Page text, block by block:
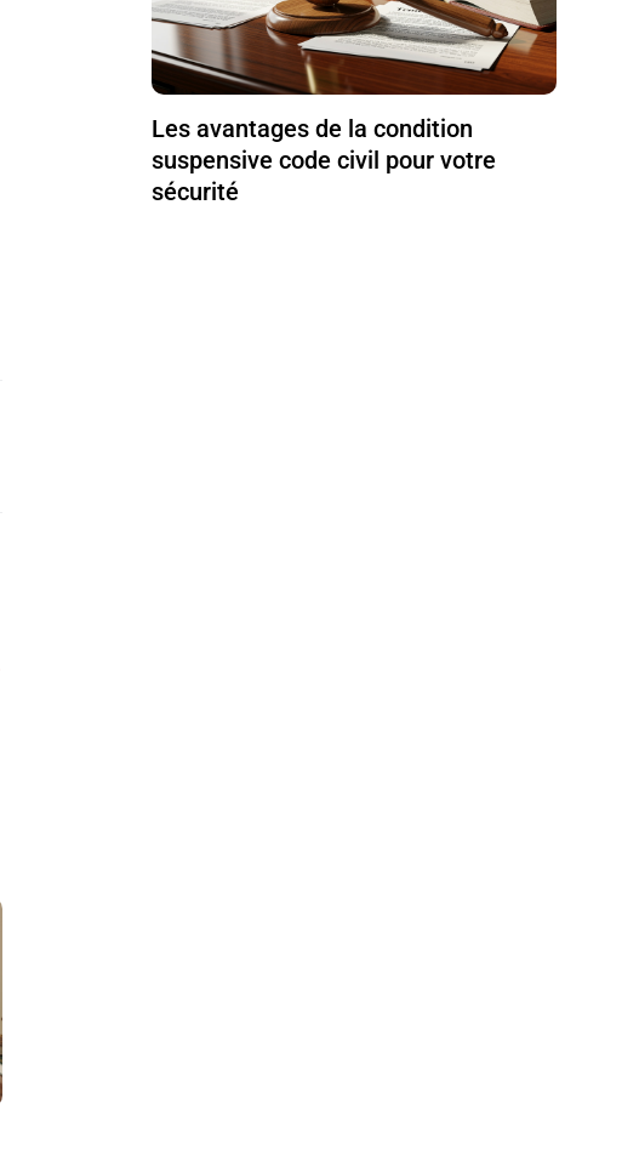
Les avantages de la condition
suspensive code civil pour votre
sécurité